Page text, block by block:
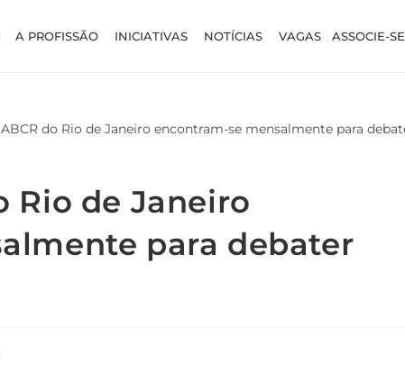
A PROFISSÃO INICIATIVAS NOTÍCIAS VAGAS ASSOCIE-SE
Rio de Janeiro
para debater